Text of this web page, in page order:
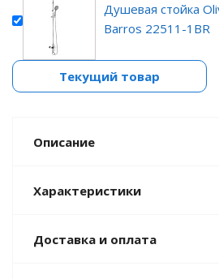
Душевая стойка
Barros 22511-1BR
Текущий товар
Описание
Характеристики
Доставка и оплата